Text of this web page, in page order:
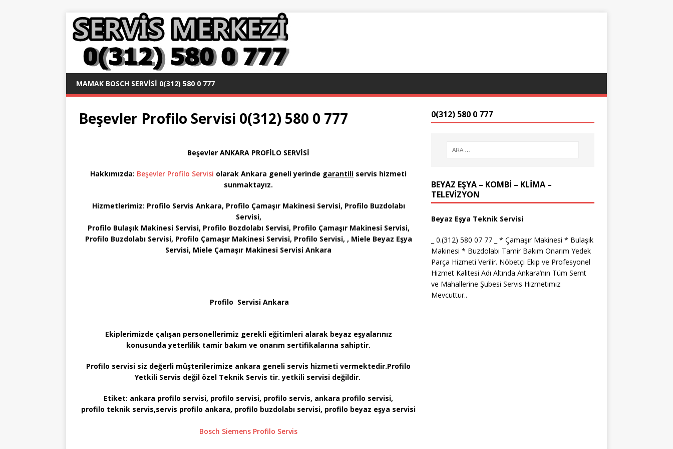
MAMAK BOSCH SERVISI 0(312) 580 0 777
Beşevler Profilo Servisi 0(312) 580 0 777
Beşevler ANKARA PROFİLO SERVİSİ
Hakkımızda: Beşevler Profilo Servisi olarakAnkara geneli yerinde garantili servis hizmeti
sunmaktayız.
Hizmetlerimiz: Profilo Servis Ankara, Profilo Çamaşır Makinesi Servisi, Profilo Buzdolabı
Servisi,
Profilo Bulaşık Makinesi Servisi, Profilo Bozdolabı Servisi, Profilo Çamaşır Makinesi Servisi,
Profilo Buzdolabı Servisi, Profilo Çamaşır Makinesi Servisi, Profilo Servisi, , Miele Beyaz Eşya
Servisi, Miele Çamaşır Makinesi Servisi Ankara
Profilo Servisi Ankara
Ekiplerimizde çalışan personellerimiz gerekli eğitimleri alarak beyaz eşyalarınız
konusunda yeterlilik tamir bakım ve onarım sertifikalarına sahiptir.
Profilo servisi siz değerli müşterilerimize ankara geneli servis hizmeti vermektedir.Profilo
Yetkili Servis değil özel Teknik Servis tir. yetkili servisi değildir.
Etiket: ankara profilo servisi, profilo servisi, profilo servis, ankara profilo servisi,
profilo teknik servis,servis profilo ankara, profilo buzdolabı servisi, profilo beyaz eşya servisi
Bosch Siemens Profilo Servis
0(312) 580 0 777
BEYAZ EŞYA – KOMBİ – KLİMA –
TELEVİZYON
Beyaz Eşya Teknik Servisi
_ 0.(312) 580 07 77 _ * Çamaşır Makinesi * Bulaşık
Makinesi * Buzdolabı Tamir Bakım Onarım Yedek
Parça Hizmeti Verilir. Nöbetçi Ekip ve Profesyonel
Hizmet Kalitesi Adı Altında Ankara’nın Tüm Semt
ve Mahallerine Şubesi Servis Hizmetimiz
Mevcuttur..